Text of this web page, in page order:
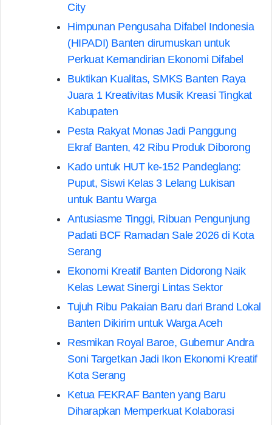
City
Himpunan Pengusaha Difabel Indonesia
(HIPADI) Banten dirumuskan untuk
Perkuat Kemandirian Ekonomi Difabel
Buktikan Kualitas, SMKS Banten Raya
Juara 1 Kreativitas Musik Kreasi Tingkat
Kabupaten
Pesta Rakyat Monas Jadi Panggung
Ekraf Banten, 42 Ribu Produk Diborong
Kado untuk HUT ke-152 Pandeglang:
Puput, Siswi Kelas 3 Lelang Lukisan
untuk Bantu Warga
Antusiasme Tinggi, Ribuan Pengunjung
Padati BCF Ramadan Sale 2026 di Kota
Serang
Ekonomi Kreatif Banten Didorong Naik
Kelas Lewat Sinergi Lintas Sektor
Tujuh Ribu Pakaian Baru dari Brand Lokal
Banten Dikirim untuk Warga Aceh
Resmikan Royal Baroe, Gubernur Andra
Soni Targetkan Jadi Ikon Ekonomi Kreatif
Kota Serang
Ketua FEKRAF Banten yang Baru
Diharapkan Memperkuat Kolaborasi